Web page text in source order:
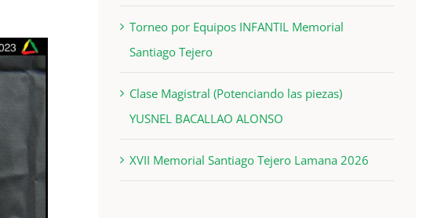
Torneo por Equipos INFANTIL Memorial
Santiago Tejero
Clase Magistral (Potenciando las piezas)
YUSNEL BACALLAO ALONSO
XVII Memorial Santiago Tejero Lamana 2026